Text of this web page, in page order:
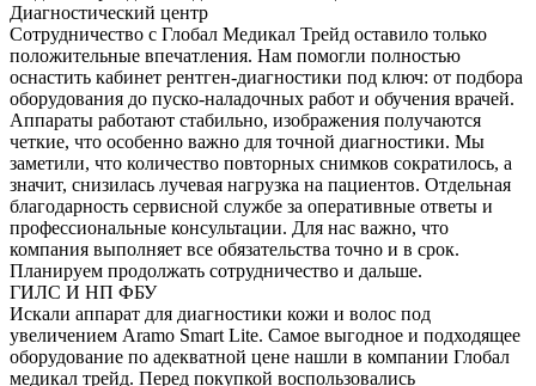
Диагностический центр
Сотрудничество с Глобал Медикал Трейд оставило только
положительные впечатления. Нам помогли полностью
оснастить кабинет рентген-диагностики под ключ: от подбора
оборудования до пуско-наладочных работ и обучения врачей.
Аппараты работают стабильно, изображения получаются
четкие, что особенно важно для точной диагностики. Мы
заметили, что количество повторных снимков сократилось, а
значит, снизилась лучевая нагрузка на пациентов. Отдельная
благодарность сервисной службе за оперативные ответы и
профессиональные консультации. Для нас важно, что
компания выполняет все обязательства точно и в срок.
Планируем продолжать сотрудничество и дальше.
ГИЛС И НП ФБУ
Искали аппарат для диагностики кожи и волос под
увеличением Aramo Smart Lite. Самое выгодное и подходящее
оборудование по адекватной цене нашли в компании Глобал
медикал трейд. Перед покупкой воспользовались